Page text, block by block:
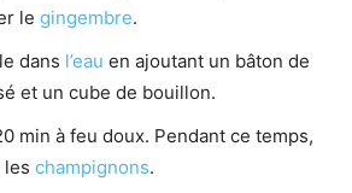
le gingembre.
dans l’eau en ajoutant un bâton de
et un cube de bouillon.
min à feu doux. Pendant ce temps,
les champignons.